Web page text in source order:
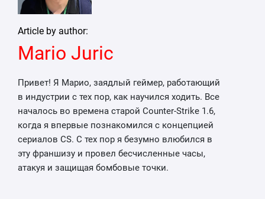
Article by author:
Mario Juric
Привет! Я Марио, заядлый геймер, работающий
в индустрии с тех пор, как научился ходить. Все
началось во времена старой Counter-Strike 1.6,
когда я впервые познакомился с концепцией
сериалов CS. С тех пор я безумно влюбился в
эту франшизу и провел бесчисленные часы,
атакуя и защищая бомбовые точки.